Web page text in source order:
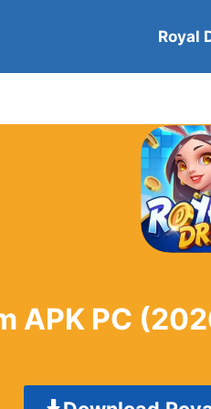
Royal
APK PC